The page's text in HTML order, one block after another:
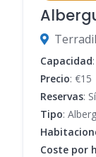
Capacidad
Precio: €15
Reservas: Sí
Tipo:
Coste por